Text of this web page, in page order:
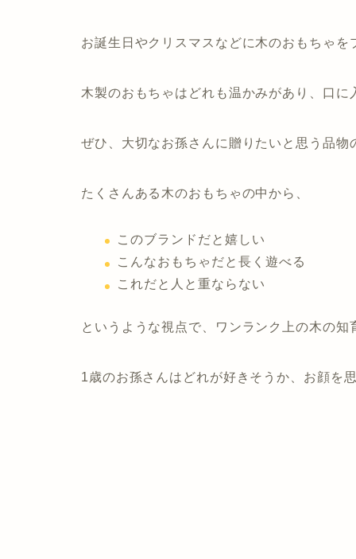
お誕生日やクリスマスなどに木のおもちゃ
木製のおもちゃはどれも温かみがあり、口に
ぜひ、大切なお孫さんに贈りたいと思う品物
たくさんある木のおもちゃの中から、
このブランドだと嬉しい
こんなおもちゃだと長く遊べる
これだと人と重ならない
というような視点で、ワンランク上の木の
1歳のお孫さんはどれが好きそうか、お顔を